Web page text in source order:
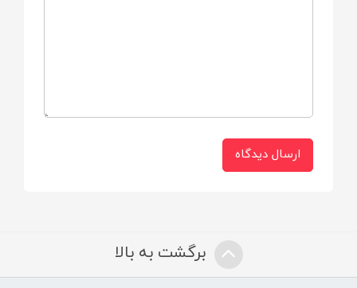
130 گرم
ارسال دیدگاه
برگشت به بالا